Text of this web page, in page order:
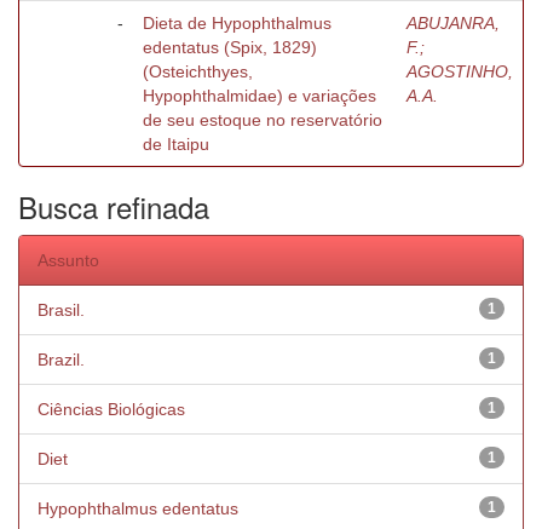
-
Dieta de Hypophthalmus
edentatus (Spix, 1829)
(Osteichthyes,
Hypophthalmidae) e variações
de seu estoque no reservatório
de Itaipu
ABUJANRA,
F.;
AGOSTINHO,
A.A.
Busca refinada
Assunto
1
Brasil.
1
Brazil.
1
Ciências Biológicas
1
Diet
1
Hypophthalmus edentatus